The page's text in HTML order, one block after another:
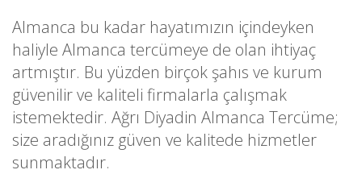
Almanca bu kadar hayatımızın içindeyken
haliyle Almanca tercümeye de olan ihtiyaç
artmıştır. Bu yüzden birçok şahıs ve kurum
güvenilir ve kaliteli firmalarla çalışmak
istemektedir. Ağrı Diyadin Almanca Tercüme;
size aradığınız güven ve kalitede hizmetler
sunmaktadır.